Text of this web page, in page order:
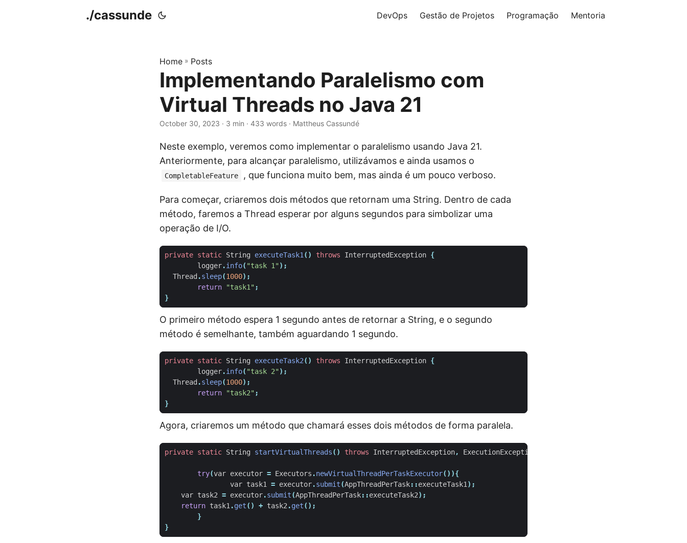
./cassunde DevOps Gestão de Projetos Programação Mentoria
Home » Posts
Implementando Paralelismo com
Virtual Threads no Java 21
October 30, 2023 · 3 min · 433 words · Mattheus Cassundé
Neste exemplo, veremos como implementar o paralelismo usando Java 21.
Anteriormente, para alcançar paralelismo, utilizávamos e ainda usamos o
CompletableFeature , que funciona muito bem, mas ainda é um pouco verboso.
Para começar, criaremos dois métodos que retornam uma String. Dentro de cada
método, faremos a Thread esperar por alguns segundos para simbolizar uma
operação de I/O.
private static String executeTask1 () throws InterruptedException {
logger.info( "task 1");
Thread .sleep(1000);
return
"task1" ;
}
O primeiro método espera 1 segundo antes de retornar a String, e o segundo
método é semelhante, também aguardando 1 segundo.
private static String executeTask2() throws InterruptedException {
logger.info( "task 2");
Thread .sleep(1000);
return
"task2" ;
}
Agora, criaremos um método que chamará esses dois métodos de forma paralela.
private static String startVirtualThreads() throws InterruptedException, ExecutionException
try(var executor = Executors .newVirtualThreadPerTaskExecutor()){
var task1 = executor.submit(AppThreadPerTask::executeTask1 );
var task2 = executor.submit(AppThreadPerTask::executeTask2);
return task1 .get() + task2 .get();
}
}